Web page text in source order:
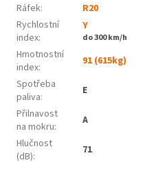
Ráfek:
R20
Rychlostní
index:
Y
do 300 km/h
Hmotnostní
index:
91 (615kg)
Spotřeba
paliva:
E
Přilnavost
na mokru:
A
Hlučnost
(dB): 71